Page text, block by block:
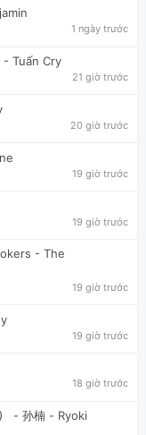
1 ngày trước
- Tuấn Cry
21 giờ trước
20 giờ trước
19 giờ trước
19 giờ trước
- The
19 giờ trước
19 giờ trước
18 giờ trước
- 孙楠 - Ryoki